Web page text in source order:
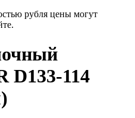
рубля цены могут
D133-114